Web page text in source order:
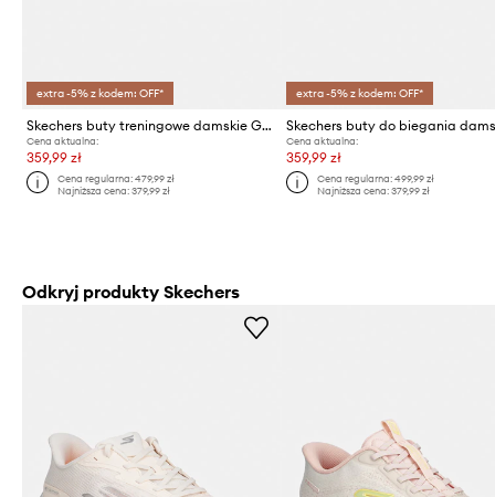
extra -5% z kodem: OFF*
Skechers buty treningowe damskie GO WALK GLIDE-STEP
Cena aktualna:
359,99 zł
Cena regularna:479,99 zł
Najniższa cena:379,99 zł
extra -5% z kodem: OFF*
Cena aktualna:
359,99 zł
Cena regularna: 499,99 zł
Najniższa cena: 379,99 zł
Odkryj produkty Skechers